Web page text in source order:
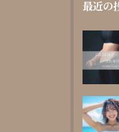
最近の